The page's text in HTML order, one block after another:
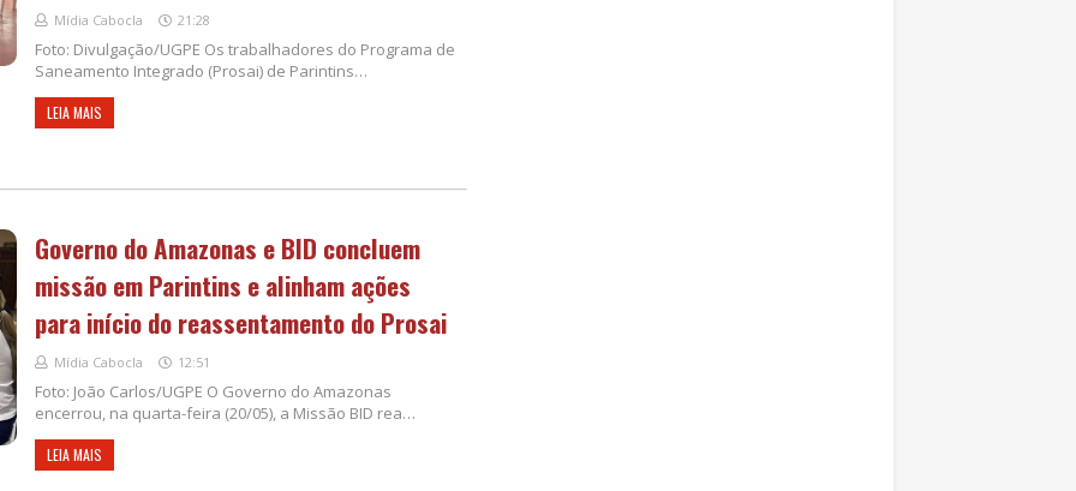
Mídia Cabocla 21:28
Foto: Divulgação/UGPE Os trabalhadores do Programa de
Saneamento Integrado (Prosai) de Parintins…
LEIA MAIS
Governo do Amazonas e BID concluem
missão em Parintins e alinham ações
para início do reassentamento do Prosai
Mídia Cabocla 12:51
Foto: João Carlos/UGPE O Governo do Amazonas
encerrou, na quarta-feira (20/05), a Missão BID rea…
LEIA MAIS